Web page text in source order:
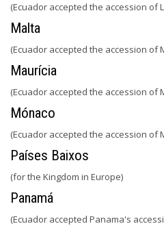
(Ecuador accepted the accession of
Malta
(Ecuador accepted the accession of
Maurícia
(Ecuador accepted the accession of
Mónaco
(Ecuador accepted the accession of
Países Baixos
(for the Kingdom in Europe)
Panamá
(Ecuador accepted Panama's